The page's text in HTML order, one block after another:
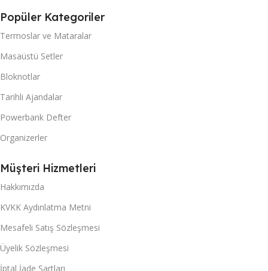
Popüler Kategoriler
Termoslar ve Mataralar
Masaüstü Setler
Bloknotlar
Tarihli Ajandalar
Powerbank Defter
Organizerler
Müşteri Hizmetleri
Hakkımızda
KVKK Aydınlatma Metni
Mesafeli Satış Sözleşmesi
Üyelik Sözleşmesi
İptal İade Şartları